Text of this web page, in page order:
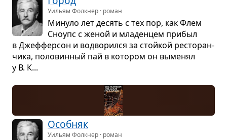
Уильям Фолкнер · роман
Минуло лет десять с тех пор, как Флем
Сно­упс с женой и мла­ден­цем при­был
в Джеф­фер­сон и водво­рился за стойкой ресто­ран­
чика, поло­вин­ный пай в кото­ром он выме­нял
у В. К...
Особ­няк
Уильям Фолкнер · роман